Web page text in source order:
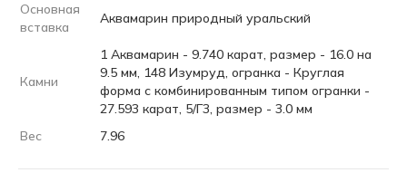
Основная
вставка
Аквамарин природный уральский
Камни
1 Аквамарин - 9.740 карат, размер - 16.0 на
9.5 мм, 148 Изумруд, огранка - Круглая
форма с комбинированным типом огранки -
27.593 карат, 5/Г3, размер - 3.0 мм
Вес
7.96